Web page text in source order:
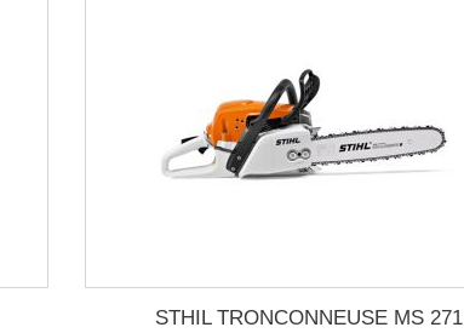
STHIL TRONCONNEUSE MS 271